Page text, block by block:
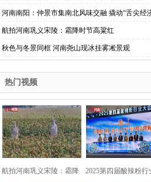
河南南阳：仲景市集南北风味交融 撬动“舌尖经
航拍河南巩义宋陵：霜降时节高粱红
秋色与冬景同框 河南尧山现冰挂雾凇景观
热门视频
航拍河南巩义宋陵：霜降 2025第四届酸辣粉行